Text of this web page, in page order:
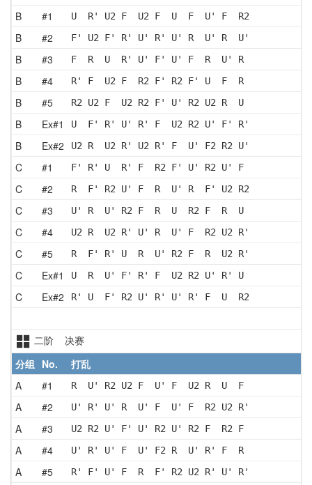
B #1 U  R' U2 F  U2 F  U  F  U' F  R2
B #2 F' U2 F' R' U' R' U' R  U' R  U'
B #3 F  R  U  R' U' F' U' F  R  U' R
B #4 R' F  U2 F  R2 F' R2 F' U  F  R
B #5 R2 U2 F  U2 R2 F' U' R2 U2 R  U
B Ex#1 U  F' R' U' R' F  U2 R2 U' F' R'
B Ex#2 U2 R  U2 R' U2 R' F  U' F2 R2 U'
C #1 F' R' U  R' F  R2 F' U' R2 U' F
C #2 R  F' R2 U' F  R  U' R  F' U2 R2
C #3 U' R  U' R2 F  R  U  R2 F  R  U
C #4 U2 R  U2 R' U' R  U' F  R2 U2 R'
C #5 R  F' R' U  R  U' R2 F  R  U2 R'
C Ex#1 U  R  U' F' R' F  U2 R2 U' R' U
C Ex#2 R' U  F' R2 U' R' U' R' F  U  R2
二阶 决赛
分组 No.
打乱
A
#1 R  U' R2 U2 F  U' F  U2 R  U  F
A #2 U' R' U' R  U' F  U' F  R2 U2 R'
A #3 U2 R2 U' F' U' R2 U' R2 F  R2 F
A #4 U' R' U' F  U' F2 R  U' R' F  R
A #5 R' F' U' F  R  F' R2 U2 R' U' R'